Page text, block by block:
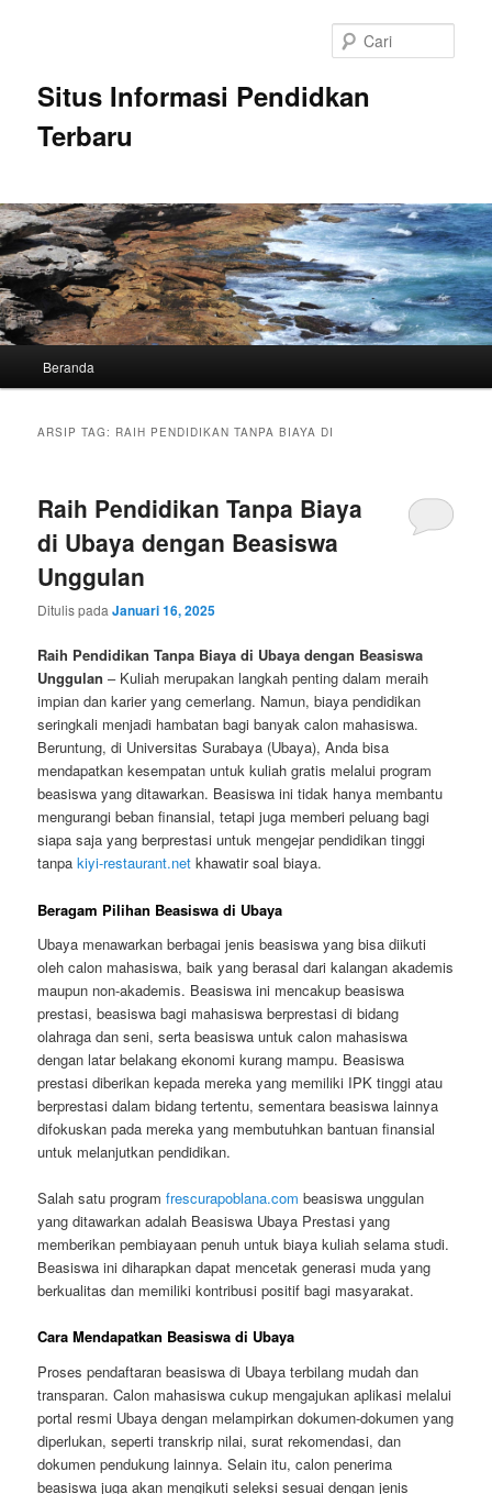
Situs Informasi Pendidkan
Terbaru
Beranda
ARSIP TAG: RAIH PENDIDIKAN TANPA BIAYA DI
Raih Pendidikan Tanpa Biaya
di Ubaya dengan Beasiswa
Unggulan
Ditulis padaJanuari 16, 2025
Raih Pendidikan Tanpa Biaya di Ubaya dengan Beasiswa
Unggulan – Kuliah merupakan langkah penting dalam meraih
impian dan karier yang cemerlang. Namun, biaya pendidikan
seringkali menjadi hambatan bagi banyak calon mahasiswa.
Beruntung, di Universitas Surabaya (Ubaya), Anda bisa
mendapatkan kesempatan untuk kuliah gratis melalui program
beasiswa yang ditawarkan. Beasiswa ini tidak hanya membantu
mengurangi beban finansial, tetapi juga memberi peluang bagi
siapa saja yang berprestasi untuk mengejar pendidikan tinggi
tanpakiyi-restaurant.net khawatir soal biaya.
Beragam Pilihan Beasiswa di Ubaya
Ubaya menawarkan berbagai jenis beasiswa yang bisa diikuti
oleh calon mahasiswa, baik yang berasal dari kalangan akademis
maupun non-akademis. Beasiswa ini mencakup beasiswa
prestasi, beasiswa bagi mahasiswa berprestasi di bidang
olahraga dan seni, serta beasiswa untuk calon mahasiswa
dengan latar belakang ekonomi kurang mampu. Beasiswa
prestasi diberikan kepada mereka yang memiliki IPK tinggi atau
berprestasi dalam bidang tertentu, sementara beasiswa lainnya
difokuskan pada mereka yang membutuhkan bantuan finansial
untuk melanjutkan pendidikan.
Salah satu programfrescurapoblana.com beasiswa unggulan
yang ditawarkan adalah Beasiswa Ubaya Prestasi yang
memberikan pembiayaan penuh untuk biaya kuliah selama studi.
Beasiswa ini diharapkan dapat mencetak generasi muda yang
berkualitas dan memiliki kontribusi positif bagi masyarakat.
Cara Mendapatkan Beasiswa di Ubaya
Proses pendaftaran beasiswa di Ubaya terbilang mudah dan
transparan. Calon mahasiswa cukup mengajukan aplikasi melalui
portal resmi Ubaya dengan melampirkan dokumen-dokumen yang
diperlukan, seperti transkrip nilai, surat rekomendasi, dan
dokumen pendukung lainnya. Selain itu, calon penerima
beasiswa juga akan mengikuti seleksi sesuai dengan jenis